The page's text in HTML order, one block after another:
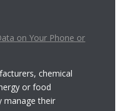
on Your Phone or
chemical
or food
manage their